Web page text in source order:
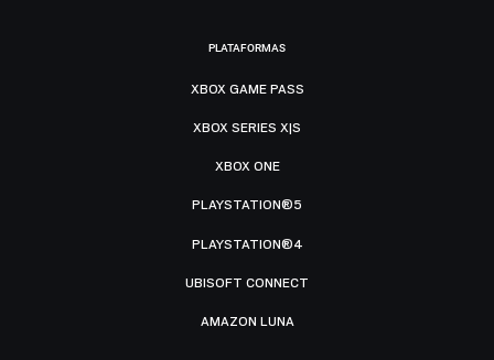
PLATAFORMAS
XBOX GAME PASS
XBOX SERIES X|S
XBOX ONE
PLAYSTATION®5
PLAYSTATION®4
UBISOFT CONNECT
AMAZON LUNA